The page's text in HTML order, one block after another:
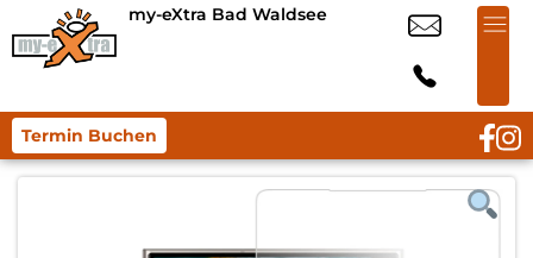
my-eXtra Bad Waldsee
Termin Buchen